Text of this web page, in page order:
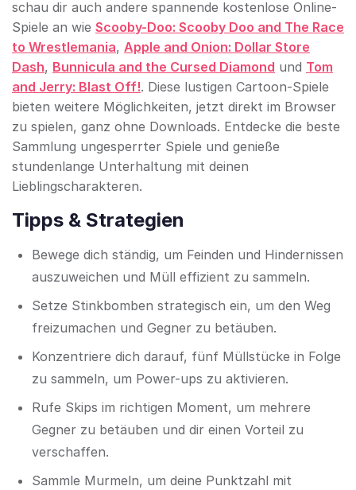
schau dir auch andere spannende kostenlose Online-
Spiele an wie Scooby-Doo: Scooby Doo and The Race
to Wrestlemania, Apple and Onion: Dollar Store
Dash, Bunnicula and the Cursed Diamond und Tom
and Jerry: Blast Off!. Diese lustigen Cartoon-Spiele
bieten weitere Möglichkeiten, jetzt direkt im Browser
zu spielen, ganz ohne Downloads. Entdecke die beste
Sammlung ungesperrter Spiele und genieße
stundenlange Unterhaltung mit deinen
Lieblingscharakteren.
Tipps & Strategien
Bewege dich ständig, um Feinden und Hindernissen
auszuweichen und Müll effizient zu sammeln.
Setze Stinkbomben strategisch ein, um den Weg
freizumachen und Gegner zu betäuben.
Konzentriere dich darauf, fünf Müllstücke in Folge
zu sammeln, um Power-ups zu aktivieren.
Rufe Skips im richtigen Moment, um mehrere
Gegner zu betäuben und dir einen Vorteil zu
verschaffen.
Sammle Murmeln, um deine Punktzahl mit